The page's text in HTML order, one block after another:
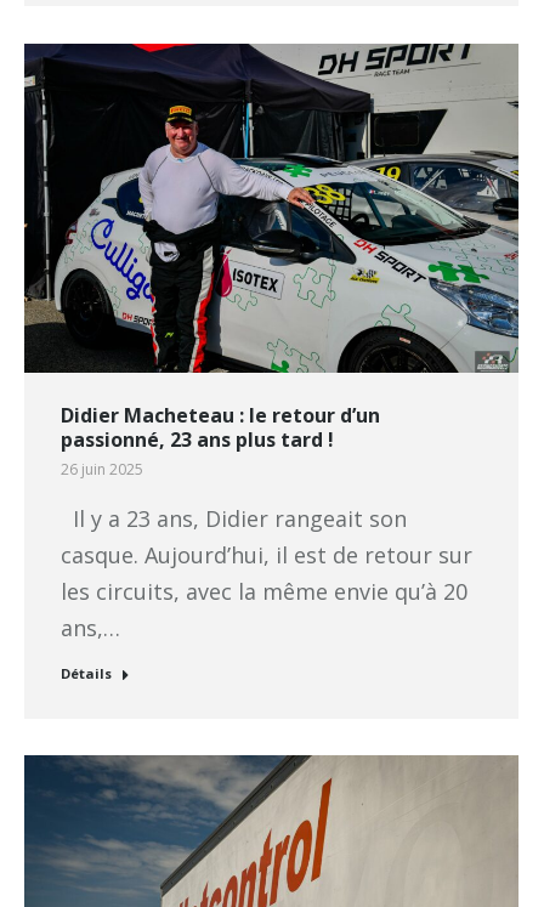
Didier Macheteau : le retour d’un
passionné, 23 ans plus tard !
26 juin 2025
Il y a 23 ans, Didier rangeait son
casque. Aujourd’hui, il est de retour sur
les circuits, avec la même envie qu’à 20
ans,…
Détails